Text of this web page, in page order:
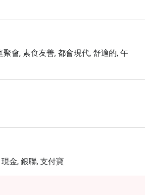
聚會, 素食友善, 都會現代, 舒適的, 午
金, 銀聯, 支付寶